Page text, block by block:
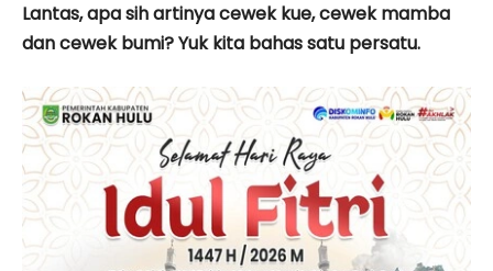
Lantas, apa sih artinya cewek kue, cewek mamba
dan cewek bumi? Yuk kita bahas satu persatu.